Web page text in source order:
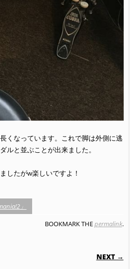
くなっています。これで脚は外側に逃
ルと並ぶことが出来ました。
したがw楽しいですよ！
」
BOOKMARK THEpermalink.
NEXT →